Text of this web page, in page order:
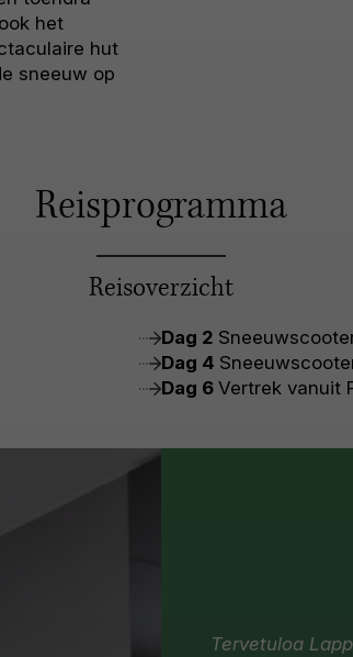
het
hut
sneeuw op
Reisprogramma
Reisoverzicht
Dag 2
Dag 4
Dag 6 Vertrek vanuit
Tervetuloa